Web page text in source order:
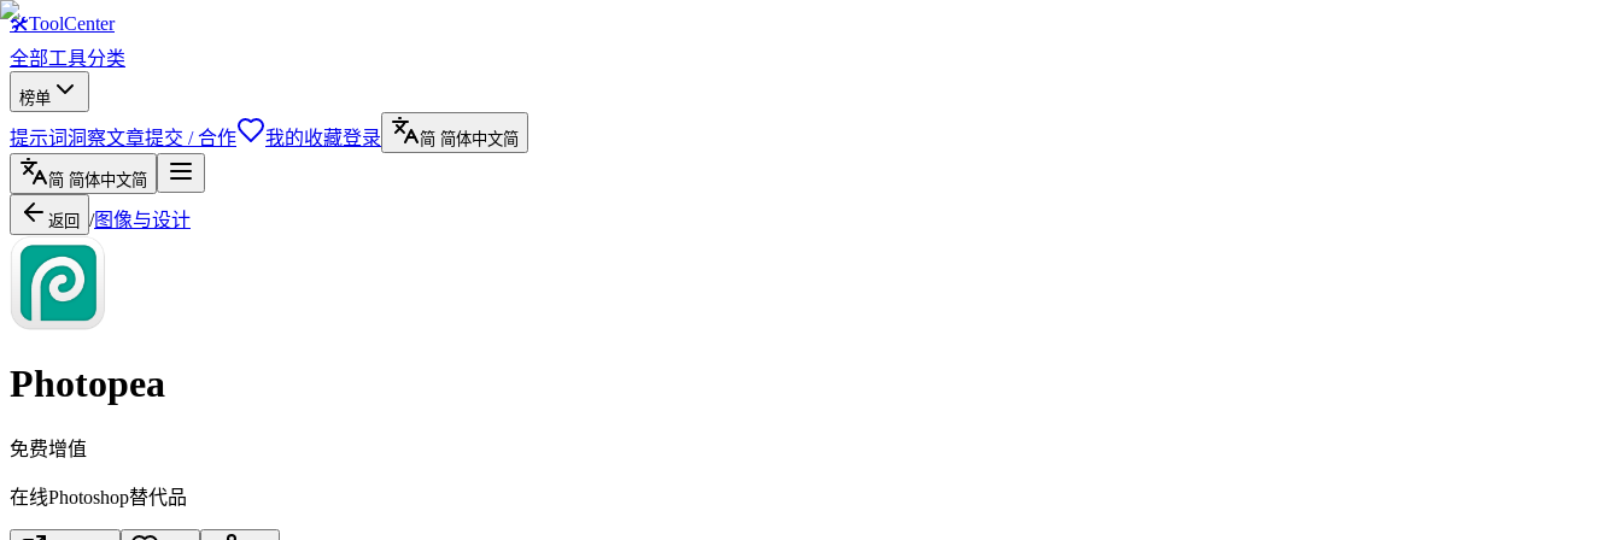
🛠ToolCenter
全部工具分类
榜单
提示词洞察文章提交 / 合作 我的收藏登录 简 简体中文简
简 简体中文简
返回 /图像与设计
Photopea
免费增值
在线Photoshop替代品